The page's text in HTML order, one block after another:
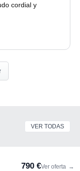
cordial y
VER TODAS
790 €Ver oferta →